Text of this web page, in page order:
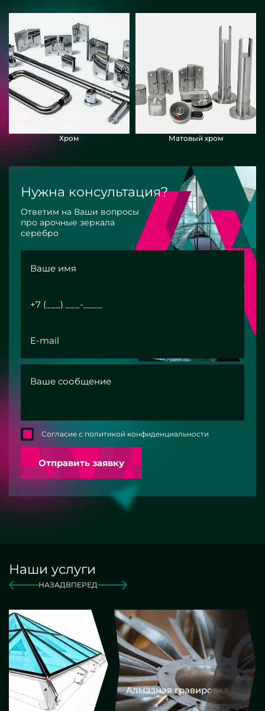
Хром Матовый хром
Нужна консультация?
Ответим на Ваши вопросы
про арочные зеркала
серебро
Согласие с политикой конфиденциальности
Отправить заявку
Наши услуги
НАЗАДВПЕРЕД
Алмазная гравировка